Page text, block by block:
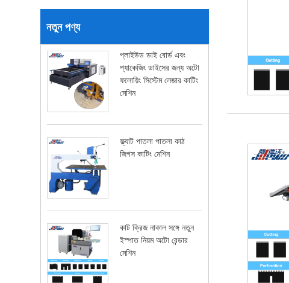
নতুন পণ্য
প্লাইউড ডাই বোর্ড এবং
প্যাকেজিং ডাইসের জন্য অটো
ফলোয়িং সিস্টেম লেজার কাটিং
মেশিন
ফ্ল্যাট পাতলা পাতলা কাঠ
জিগস কাটিং মেশিন
কাট ক্রিজ নাকাল সঙ্গে নতুন
ইস্পাত নিয়ম অটো বেন্ডার
মেশিন